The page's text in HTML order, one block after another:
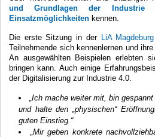
und Grundlagen der Industrie
Einsatzmöglichkeiten kennen.
Die erste Sitzung in der LiA Magdeburg
Teilnehmende sich kennenlernen und
An ausgewählten Beispielen erlebten
bringen kann. Auch einige
der Digitalisierung zur Industrie 4.0.
„Ich mache weiter mit, bin
und halte den „physischen“
guten Einstieg.“
„Mir geben konkrete